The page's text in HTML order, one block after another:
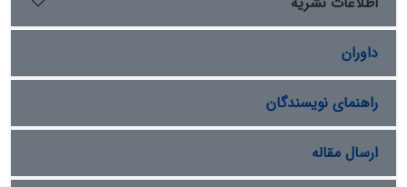
داوران
راهنمای نویسندگان
ارسال مقاله